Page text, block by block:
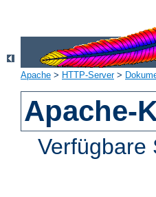
Apache > HTTP-Server>
Apache-
Verfügbare